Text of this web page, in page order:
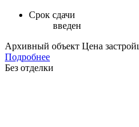
Срок сдачи
введен
Архивный объект Цена
Подробнее
Без отделки